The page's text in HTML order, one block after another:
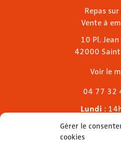
Gérer le
cookies
Repas
Vente à
10 Pl. Jean
42000
Voir le
04 77 32
Lundi :
Mardi & mercredi
Jeudi